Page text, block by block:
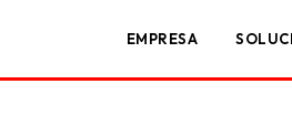
EMPRESA